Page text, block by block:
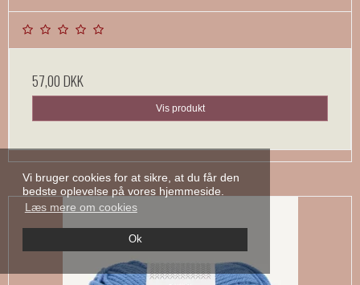
Vi bruger cookies for at sikre, at du får den
bedste oplevelse på vores hjemmeside.
Læs mere om cookies
Ok
57,00 DKK
Vis produkt